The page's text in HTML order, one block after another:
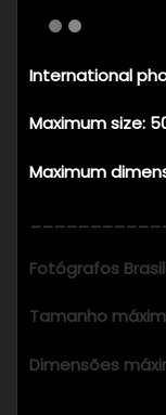
International
Maximum size:
Maximum
Fotógrafos
Tamanho
Dimensões